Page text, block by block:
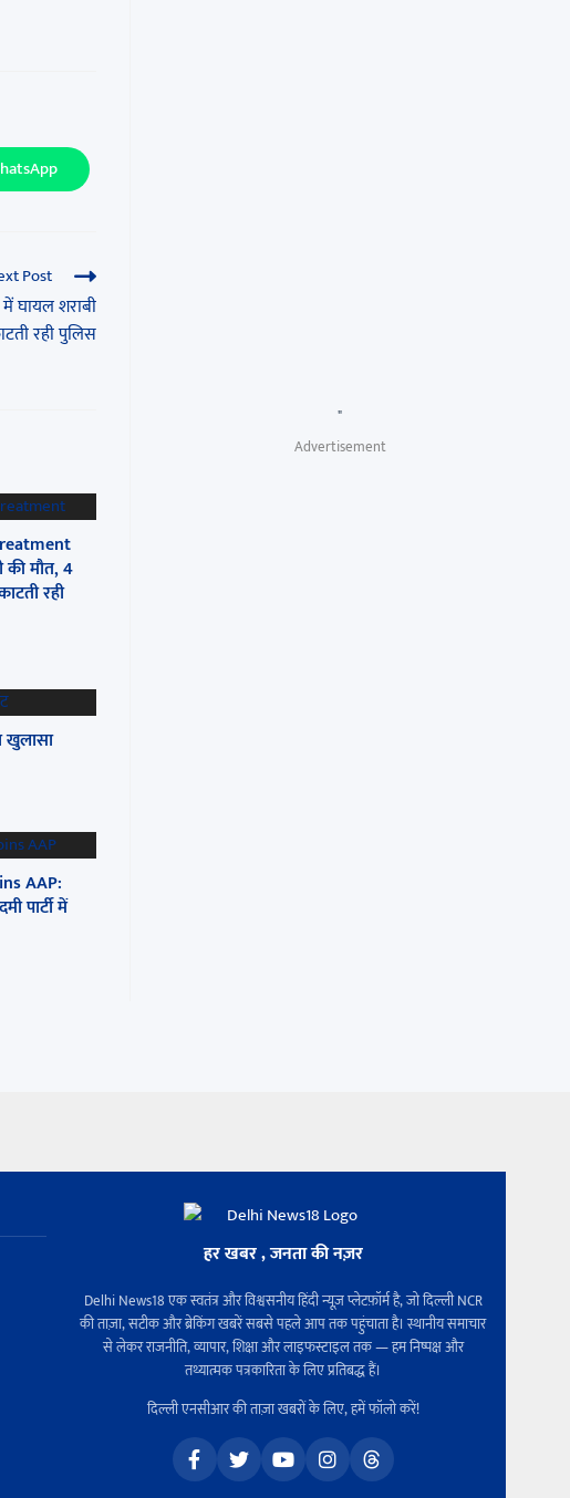
Post
शराबी
रही पुलिस
मौत, 4
रही
खुलासा
AAP:
पार्टी में
"
Advertisement
हर खबर , जनता की नज़र
Delhi News18 एक स्वतंत्र और विश्वसनीय हिंदी न्यूज़ प्लेटफ़ॉर्म है, जो दिल्ली NCR
की ताज़ा, सटीक और ब्रेकिंग खबरें सबसे पहले आप तक पहुंचाता है। स्थानीय समाचार
से लेकर राजनीति, व्यापार, शिक्षा और लाइफस्टाइल तक — हम निष्पक्ष और
तथ्यात्मक पत्रकारिता के लिए प्रतिबद्ध हैं।
दिल्ली एनसीआर की ताज़ा खबरों के लिए, हमें फॉलो करें!